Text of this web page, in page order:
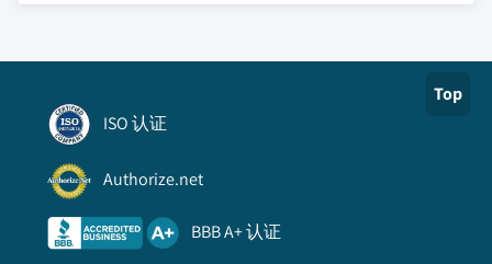
Top
ISO 认证
Authorize.net
BBB A+ 认证